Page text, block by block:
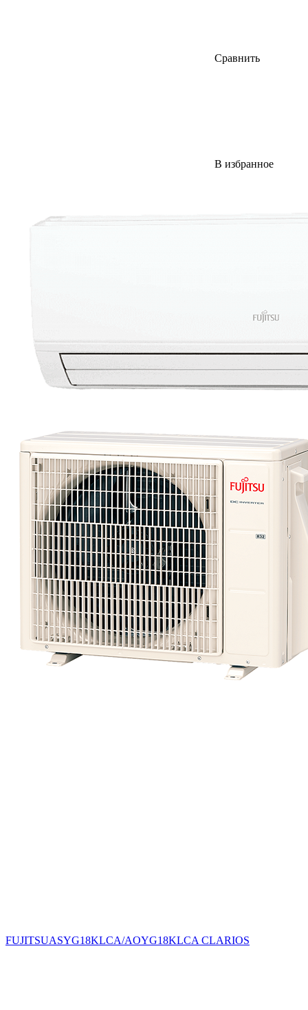
Сравнить
В избранное
FUJITSUASYG18KLCA/AOYG18KLCA CLARIOS